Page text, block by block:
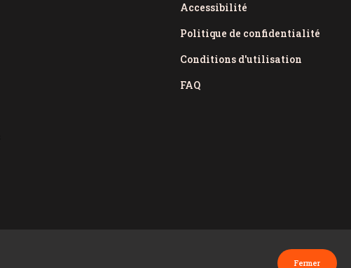
Accessibilité
Politique de confidentialité
Conditions d'utilisation
FAQ
Fermer